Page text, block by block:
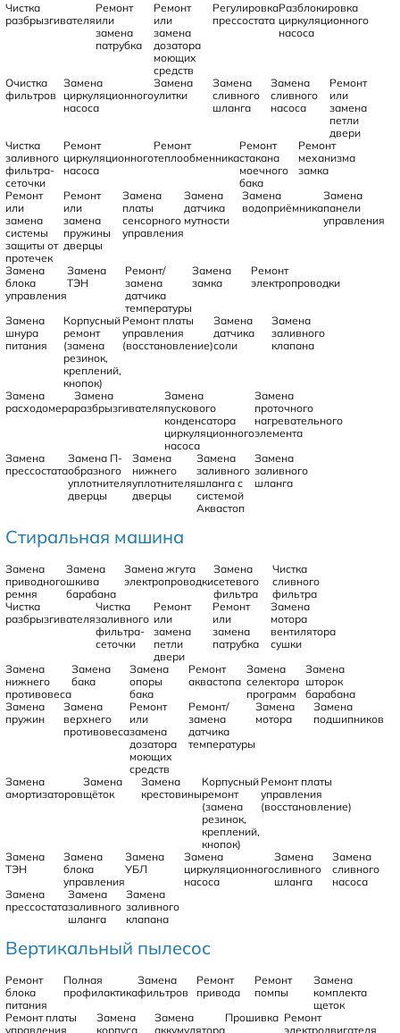
Чистка
разбрызгивателя
Ремонт
или
замена
патрубка
Ремонт
или
замена
дозатора
моющих
средств
Регулировка
прессостата
Разблокировка
циркуляционного
насоса
Очистка
фильтров
Замена
циркуляционного
насоса
Замена
улитки
Замена
сливного
шланга
Замена
сливного
насоса
Ремонт
или
замена
петли
двери
Чистка
заливного
фильтра-
сеточки
Ремонт
циркуляционного
насоса
Ремонт
теплообменника
Ремонт
стакана
моечного
бака
Ремонт
механизма
замка
Ремонт
или
замена
системы
защиты от
протечек
Ремонт
или
замена
пружины
дверцы
Замена
платы
сенсорного
управления
Замена
датчика
мутности
Замена
водоприёмника
Замена
панели
управления
Замена
блока
управления
Замена
ТЭН
Ремонт/
замена
датчика
температуры
Замена
замка
Ремонт
электропроводки
Замена
шнура
питания
Корпусный
ремонт
(замена
резинок,
креплений,
кнопок)
Ремонт платы
управления
(восстановление)
Замена
датчика
соли
Замена
заливного
клапана
Замена
расходомера
Замена
разбрызгивателя
Замена
пускового
конденсатора
циркуляционного
насоса
Замена
проточного
нагревательного
элемента
Замена
прессостата
Замена П-
образного
уплотнителя
дверцы
Замена
нижнего
уплотнителя
дверцы
Замена
заливного
шланга с
системой
Аквастоп
Замена
заливного
шланга
Стиральная машина
Замена
приводного
ремня
Замена
шкива
барабана
Замена жгута
электропроводки
Замена
сетевого
фильтра
Чистка
сливного
фильтра
Чистка
разбрызгивателя
Чистка
заливного
фильтра-
сеточки
Ремонт
или
замена
петли
двери
Ремонт
или
замена
патрубка
Замена
мотора
вентилятора
сушки
Замена
нижнего
противовеса
Замена
бака
Замена
опоры
бака
Ремонт
аквастопа
Замена
селектора
программ
Замена
шторок
барабана
Замена
пружин
Замена
верхнего
противовеса
Ремонт
или
замена
дозатора
моющих
средств
Ремонт/
замена
датчика
температуры
Замена
мотора
Замена
подшипников
Замена
амортизаторов
Замена
щёток
Замена
крестовины
Корпусный
ремонт
(замена
резинок,
креплений,
кнопок)
Ремонт платы
управления
(восстановление)
Замена
ТЭН
Замена
блока
управления
Замена
УБЛ
Замена
циркуляционного
насоса
Замена
сливного
шланга
Замена
сливного
насоса
Замена
прессостата
Замена
заливного
шланга
Замена
заливного
клапана
Вертикальный пылесос
Ремонт
блока
питания
Полная
профилактика
Замена
фильтров
Ремонт
привода
Ремонт
помпы
Замена
комплекта
щеток
Ремонт платы
управления
Замена
корпуса
Замена
аккумулятора
Прошивка Ремонт
электродвигателя